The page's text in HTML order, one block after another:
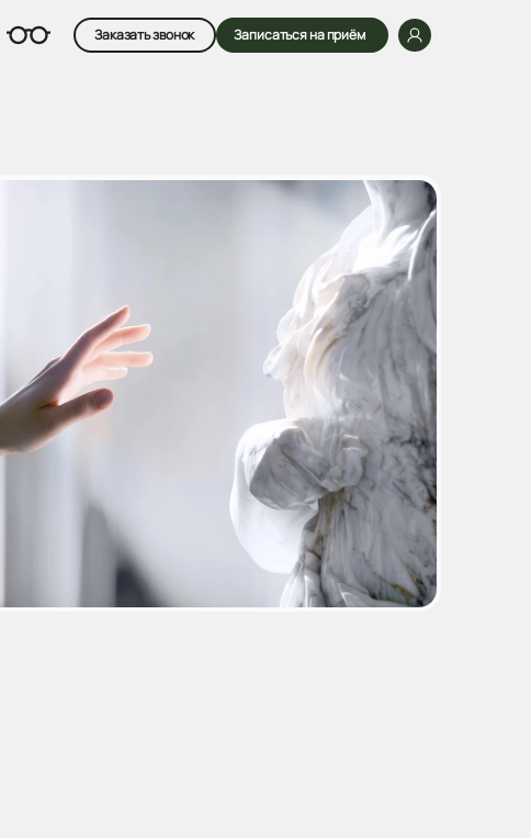
Заказать звонок Записаться на приём